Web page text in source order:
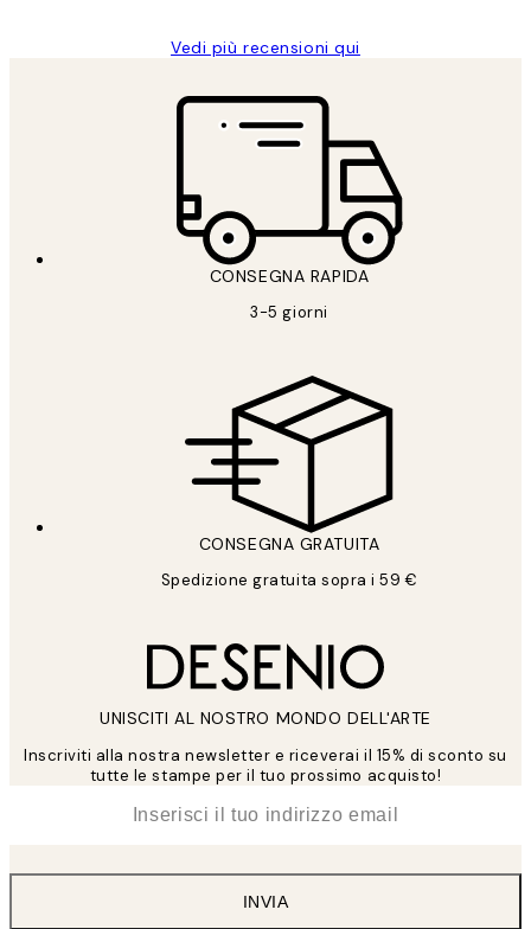
Vedi più recensioni qui
CONSEGNA RAPIDA
3-5 giorni
CONSEGNA GRATUITA
Spedizione gratuita sopra i 59 €
UNISCITI AL NOSTRO MONDO DELL'ARTE
Inscriviti alla nostra newsletter e riceverai il 15% di sconto su
tutte le stampe per il tuo prossimo acquisto!
INVIA